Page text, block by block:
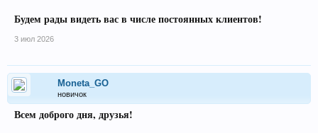
Будем рады видеть вас в числе постоянных клиентов!
3 июл 2026
Moneta_GO
новичок
Всем доброго дня, друзья!